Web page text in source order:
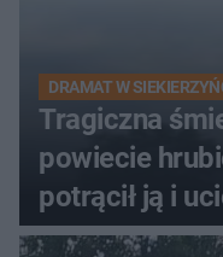
DRAMAT W
Tragiczna
powiecie
potrącił ją i